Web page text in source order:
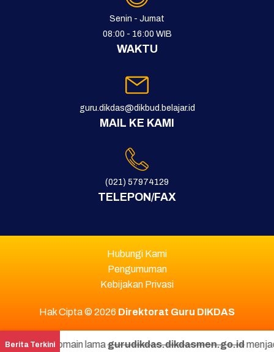
Senin - Jumat
08:00 - 16:00 WIB
WAKTU
guru.dikdas@dikbud.belajar.id
MAIL KE KAMI
(021) 57974129
TELEPON/FAX
Hubungi Kami
Pengumuman
Kebijakan Privasi
Hak Cipta © 2026 Direktorat Guru DIKDAS
Berita Terkinidomain lamagurudikdas.dikdasmen.go.id